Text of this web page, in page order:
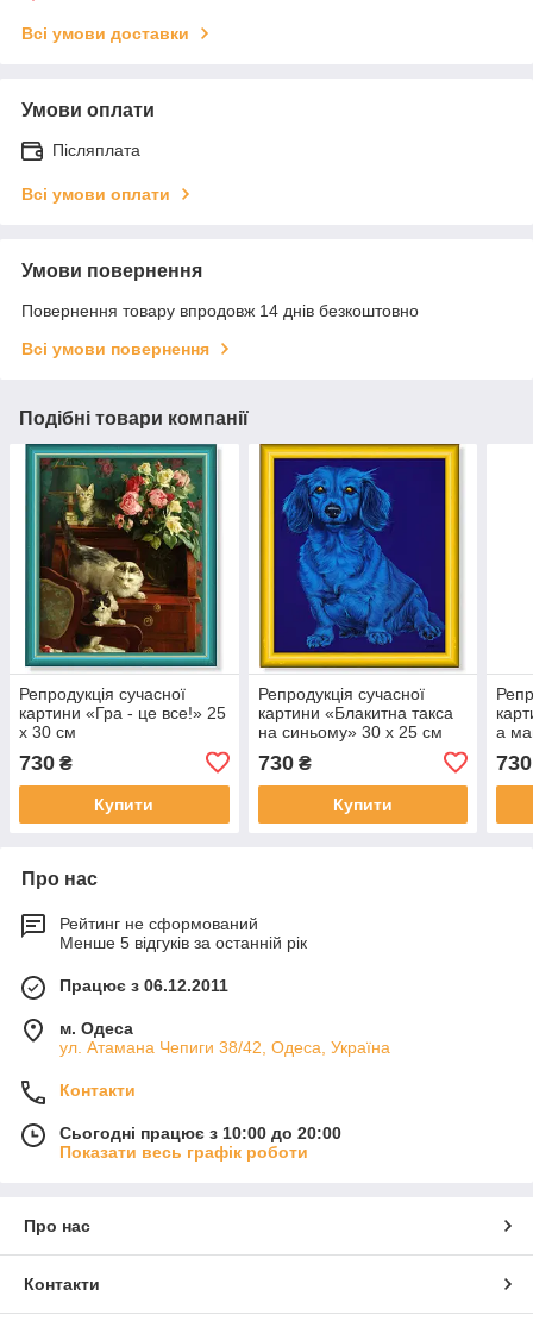
Всі умови доставки
Умови оплати
Післяплата
Всі умови оплати
Умови повернення
Повернення товару впродовж 14 днів безкоштовно
Всі умови повернення
Подібні товари компанії
Репродукція сучасної
картини «Гра - це все!» 25
х 30 см
730 ₴
Купити
Репродукція сучасної
картини «Блакитна такса
на синьому» 30 х 25 см
730₴
Купити
а
730
Про нас
Рейтинг не сформований
Менше 5 відгуків за останній рік
Працює з 06.12.2011
м. Одеса
ул. Атамана Чепиги 38/42, Одеса, Україна
Контакти
Сьогодні працює з 10:00 до 20:00
Показати весь графік роботи
Про нас
Контакти